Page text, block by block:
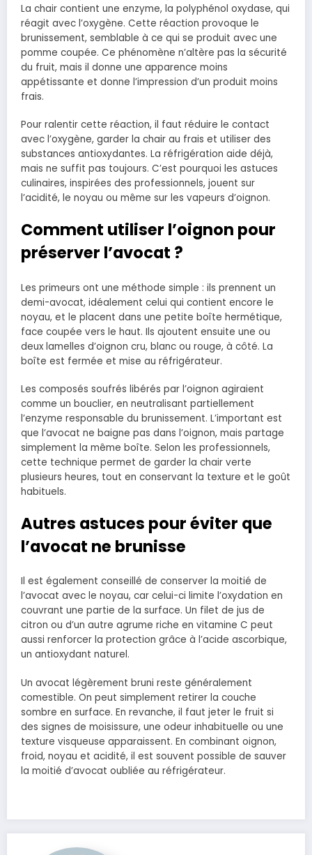
La chair contient une enzyme, la polyphénol oxydase, qui
réagit avec l’oxygène. Cette réaction provoque le
brunissement, semblable à ce qui se produit avec une
pomme coupée. Ce phénomène n’altère pas la sécurité
du fruit, mais il donne une apparence moins
appétissante et donne l’impression d’un produit moins
frais.
Pour ralentir cette réaction, il faut réduire le contact
avec l’oxygène, garder la chair au frais et utiliser des
substances antioxydantes. La réfrigération aide déjà,
mais ne suffit pas toujours. C’est pourquoi les astuces
culinaires, inspirées des professionnels, jouent sur
l’acidité, le noyau ou même sur les vapeurs d’oignon.
Comment utiliser l’oignon pour
préserver l’avocat ?
Les primeurs ont une méthode simple : ils prennent un
demi-avocat, idéalement celui qui contient encore le
noyau, et le placent dans une petite boîte hermétique,
face coupée vers le haut. Ils ajoutent ensuite une ou
deux lamelles d’oignon cru, blanc ou rouge, à côté. La
boîte est fermée et mise au réfrigérateur.
Les composés soufrés libérés par l’oignon agiraient
comme un bouclier, en neutralisant partiellement
l’enzyme responsable du brunissement. L’important est
que l’avocat ne baigne pas dans l’oignon, mais partage
simplement la même boîte. Selon les professionnels,
cette technique permet de garder la chair verte
plusieurs heures, tout en conservant la texture et le goût
habituels.
Autres astuces pour éviter que
l’avocat ne brunisse
Il est également conseillé de conserver la moitié de
l’avocat avec le noyau, car celui-ci limite l’oxydation en
couvrant une partie de la surface. Un filet de jus de
citron ou d’un autre agrume riche en vitamine C peut
aussi renforcer la protection grâce à l’acide ascorbique,
un antioxydant naturel.
Un avocat légèrement bruni reste généralement
comestible. On peut simplement retirer la couche
sombre en surface. En revanche, il faut jeter le fruit si
des signes de moisissure, une odeur inhabituelle ou une
texture visqueuse apparaissent. En combinant oignon,
froid, noyau et acidité, il est souvent possible de sauver
la moitié d’avocat oubliée au réfrigérateur.